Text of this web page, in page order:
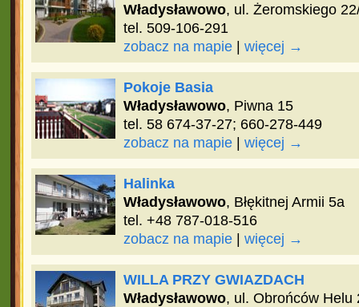
Władysławowo, ul. Żeromskiego
tel. 509-106-291
zobacz na mapie| więcej →
Pokoje Basia
Władysławowo, Piwna 15
tel. 58 674-37-27; 660-278-449
zobacz na mapie| więcej →
Halinka
Władysławowo, Błękitnej Armii 5a
tel. +48 787-018-516
zobacz na mapie| więcej →
WILLA PRZY GWIAZDACH
Władysławowo, ul. Obrońców Helu